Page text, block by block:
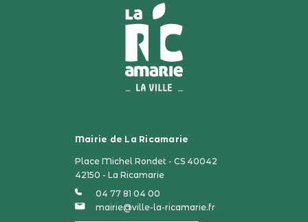
Mairie de La Ricamarie
Place Michel Rondet - CS 40042
42150 - La Ricamarie
04 77 81 04 00
mairie@ville-la-ricamarie.fr